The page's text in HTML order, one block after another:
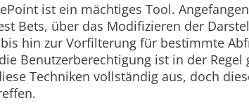
ist ein mächtiges Tool.
Bets, über das Modifizieren der
hin zur Vorfilterung für bestimmte
Benutzerberechtigung ist in der Regel
Techniken vollständig aus, doch